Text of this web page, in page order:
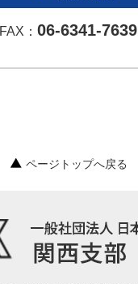
FAX：06-6341-7639
ページトップへ戻る